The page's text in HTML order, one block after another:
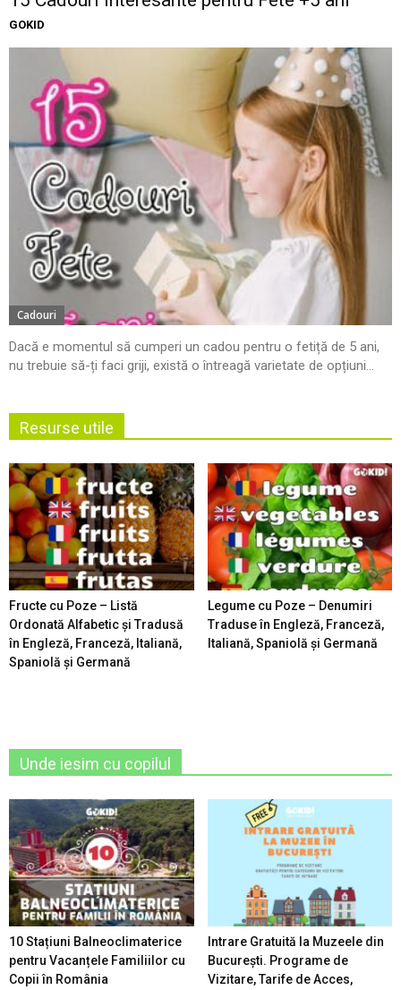
GOKID
Cadouri
Dacă e momentul să cumperi un cadou pentru o fetiță de 5 ani,
nu trebuie să-ți faci griji, există o întreagă varietate de opțiuni...
Resurse utile
Fructe cu Poze – Listă
Ordonată Alfabetic şi Tradusă
în Engleză, Franceză, Italiană,
Spaniolă şi Germană
Legume cu Poze – Denumiri
Traduse în Engleză, Franceză,
Italiană, Spaniolă şi Germană
Unde iesim cu copilul
10 Stațiuni Balneoclimaterice
pentru Vacanțele Familiilor cu
Copii în România
Intrare Gratuită la Muzeele din
București. Programe de
Vizitare, Tarife de Acces,